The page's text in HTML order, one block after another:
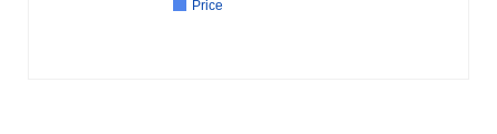
Price